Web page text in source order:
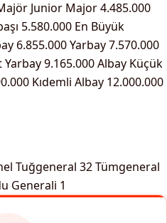
Junior Major4.485.000
5.580.000 En Büyük
6.855.000Yarbay7.570.000
Yarbay9.165.000Albay Küçük
Kıdemli Albay 12.000.000
Tuğgeneral 32Tümgeneral
Generali 1